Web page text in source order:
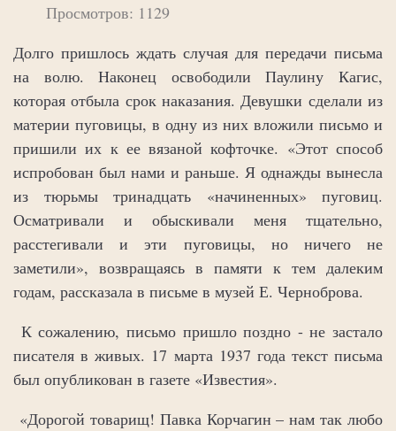
Просмотров: 1129
Долго пришлось ждать случая для передачи письма
на волю. Наконец освободили Паулину Кагис,
которая отбыла срок наказания. Девушки сделали из
материи пуговицы, в одну из них вложили письмо и
пришили их к ее вязаной кофточке. «Этот способ
испробован был нами и раньше. Я однажды вынесла
из тюрьмы тринадцать «начиненных» пуговиц.
Осматривали и обыскивали меня тщательно,
расстегивали и эти пуговицы, но ничего не
заметили», возвращаясь в памяти к тем далеким
годам, рассказала в письме в музей Е. Черноброва.
К сожалению, письмо пришло поздно - не застало
писателя в живых. 17 марта 1937 года текст письма
был опубликован в газете «Известия».
«Дорогой товарищ! Павка Корчагин – нам так любо